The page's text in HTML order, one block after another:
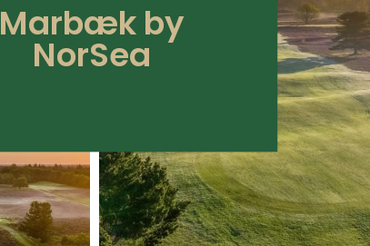
Marbæk by
NorSea